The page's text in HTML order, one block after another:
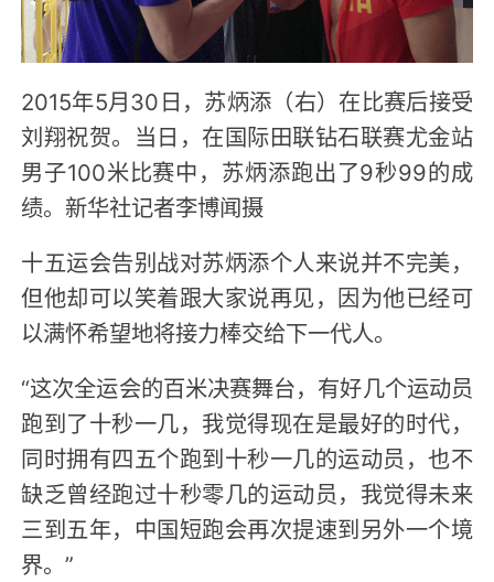
2015年5月30日，苏炳添（右）在比赛后接受
刘翔祝贺。当日，在国际田联钻石联赛尤金站
男子100米比赛中，苏炳添跑出了9秒99的成
绩。新华社记者李博闻摄
十五运会告别战对苏炳添个人来说并不完美，
但他却可以笑着跟大家说再见，因为他已经可
以满怀希望地将接力棒交给下一代人。
“这次全运会的百米决赛舞台，有好几个运动员
跑到了十秒一几，我觉得现在是最好的时代，
同时拥有四五个跑到十秒一几的运动员，也不
缺乏曾经跑过十秒零几的运动员，我觉得未来
三到五年，中国短跑会再次提速到另外一个境
界。”